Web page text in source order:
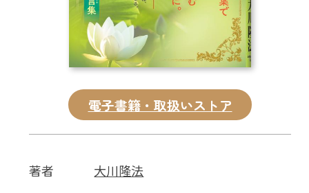
雑貨
外国語
電子書籍・取扱いストア
著者
大川隆法